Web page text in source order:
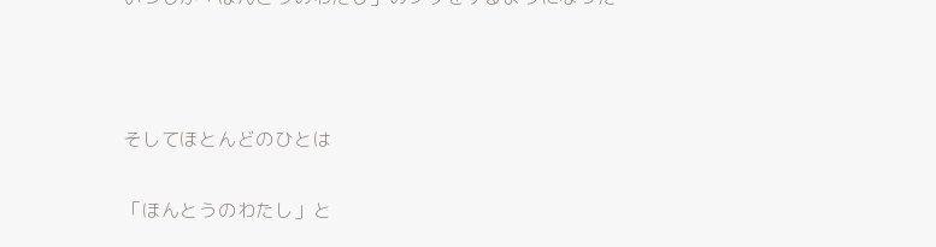
そしてほとんどのひとは
「ほんとうのわたし」と